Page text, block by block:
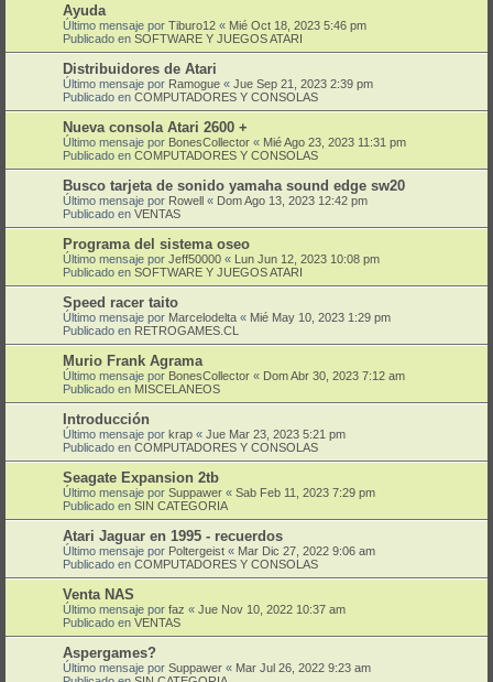
Ayuda
Último mensaje por Tiburo12 « Mié Oct 18, 2023 5:46 pm
Publicado en SOFTWARE Y JUEGOS ATARI
Distribuidores de Atari
Último mensaje por Ramogue « Jue Sep 21, 2023 2:39 pm
Publicado en COMPUTADORES Y CONSOLAS
Nueva consola Atari 2600 +
Último mensaje por BonesCollector « Mié Ago 23, 2023 11:31 pm
Publicado en COMPUTADORES Y CONSOLAS
Busco tarjeta de sonido yamaha sound edge sw20
Último mensaje por Rowell « Dom Ago 13, 2023 12:42 pm
Publicado en VENTAS
Programa del sistema oseo
Último mensaje por Jeff50000 « Lun Jun 12, 2023 10:08 pm
Publicado en SOFTWARE Y JUEGOS ATARI
Speed racer taito
Último mensaje por Marcelodelta « Mié May 10, 2023 1:29 pm
Publicado en RETROGAMES.CL
Murio Frank Agrama
Último mensaje por BonesCollector « Dom Abr 30, 2023 7:12 am
Publicado en MISCELANEOS
Introducción
Último mensaje por krap « Jue Mar 23, 2023 5:21 pm
Publicado en COMPUTADORES Y CONSOLAS
Seagate Expansion 2tb
Último mensaje por Suppawer « Sab Feb 11, 2023 7:29 pm
Publicado en SIN CATEGORIA
Atari Jaguar en 1995 - recuerdos
Último mensaje por Poltergeist « Mar Dic 27, 2022 9:06 am
Publicado en COMPUTADORES Y CONSOLAS
Venta NAS
Último mensaje por faz « Jue Nov 10, 2022 10:37 am
Publicado en VENTAS
Aspergames?
Último mensaje por Suppawer « Mar Jul 26, 2022 9:23 am